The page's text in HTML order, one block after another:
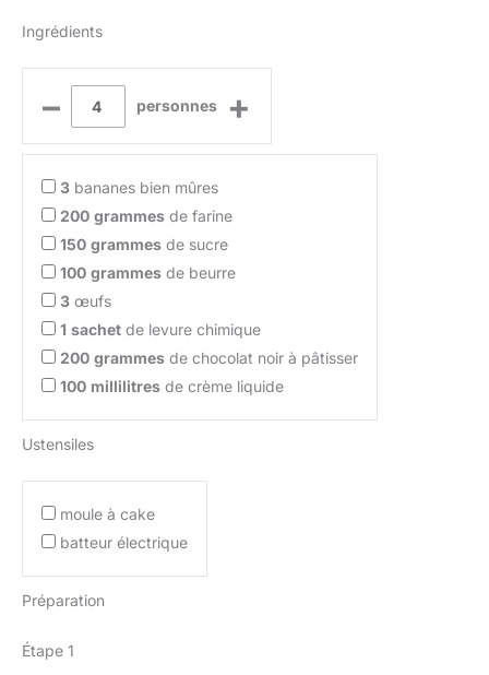
Ingrédients
– personnes +
3 bananes bien mûres
200 grammes de farine
150 grammes de sucre
100 grammes de beurre
3 œufs
1 sachet de levure chimique
200 grammes de chocolat noir à pâtisser
100 millilitres de crème liquide
Ustensiles
moule à cake
batteur électrique
Préparation
Étape 1